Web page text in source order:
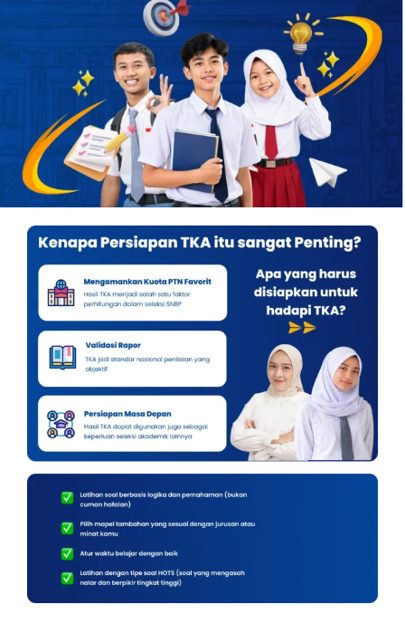
OUR PROGRAM
REGISTRATION
CONTACT US